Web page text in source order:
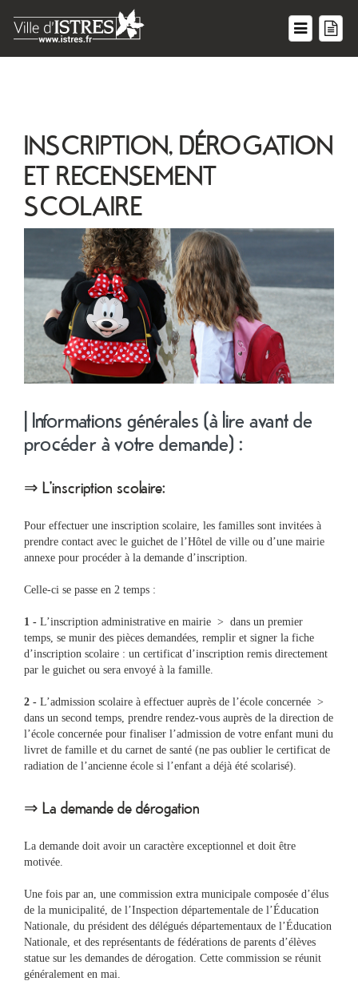
mairie
démarches
Ma
ville
Culture
&
Loisirs
|
Tourisme
Billetterie
Infos
Travaux/Voirie
|
Circulation
INSCRIPTION, DÉROGATION
ET RECENSEMENT
SCOLAIRE
| Informations générales (à lire avant de
procéder à votre demande) :
⇒ L'inscription scolaire:
Pour effectuer une inscription scolaire, les familles sont invitées à
prendre contact avec le guichet de l’Hôtel de ville ou d’une mairie
annexe pour procéder à la demande d’inscription.
Celle-ci se passe en 2 temps :
1 - L’inscription administrative en mairie > dans un premier
temps, se munir des pièces demandées, remplir et signer la fiche
d’inscription scolaire : un certificat d’inscription remis directement
par le guichet ou sera envoyé à la famille.
2 - L’admission scolaire à effectuer auprès de l’école concernée >
dans un second temps, prendre rendez-vous auprès de la direction de
l’école concernée pour finaliser l’admission de votre enfant muni du
livret de famille et du carnet de santé (ne pas oublier le certificat de
radiation de l’ancienne école si l’enfant a déjà été scolarisé).
⇒ La demande de dérogation
La demande doit avoir un caractère exceptionnel et doit être
motivée.
Une fois par an, une commission extra municipale composée d’élus
de la municipalité, de l’Inspection départementale de l’Éducation
Nationale, du président des délégués départementaux de l’Éducation
Nationale, et des représentants de fédérations de parents d’élèves
statue sur les demandes de dérogation. Cette commission se réunit
généralement en mai.